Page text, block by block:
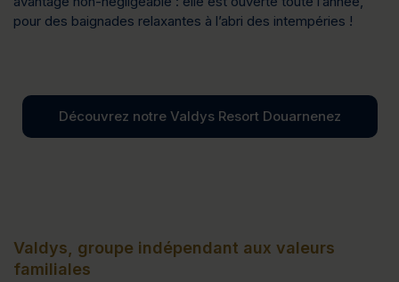
pour des baignades relaxantes à l’abri des intempéries !
Découvrez notre Valdys Resort Douarnenez
Valdys, groupe indépendant aux valeurs
familiales